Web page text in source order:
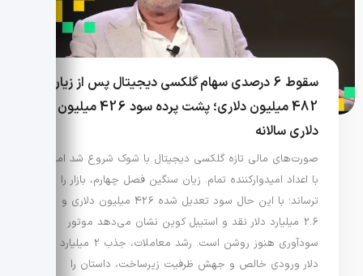
سقوط 6 درصدی سهام گلکسی دیجیتال پس از زیان
482 میلیون دلاری؛ پشت پرده سود 426 میلیون
دلاری سالانه
صورت‌های مالی تازه گلکسی دیجیتال با شوک شروع شد اما
با اعداد امیدوارکننده تمام. زیان سنگین فصل چهارم، بازار را
ترساند؛ با این حال سود تعدیل شده 426 میلیون دلاری و
2.6 میلیارد دلار نقد و استیبل کوین نشان می‌دهد موتور
سودآوری هنوز روشن است. رشد معاملات، جذب 2 میلیارد
دلار ورودی خالص و جهش ظرفیت زیرساخت، داستان را